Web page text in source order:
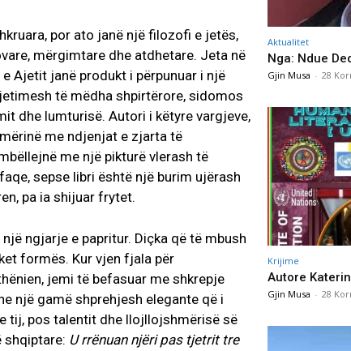
por ato janë një filozofi e jetës,
mërgimtare dhe atdhetare. Jeta në
Ajetit janë produkt i përpunuar i një
të mëdha shpirtërore, sidomos
dhe lumturisë. Autori i këtyre vargjeve,
me ndjenjat e zjarta të
me një pikturë vlerash të
sepse libri është një burim ujërash
pa ia shijuar frytet.
ngjarje e papritur. Diçka që të mbush
formës. Kur vjen fjala për
jemi të befasuar me shkrepje
një gamë shprehjesh elegante që i
tij, pos talentit dhe llojllojshmërisë së
shqiptare: U rrënuan njëri pas tjetrit tre
Aktualitet
Nga: Ndue
Gjin Musa - 28
Krijime
Autore
Gjin Musa - 28